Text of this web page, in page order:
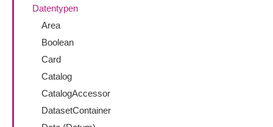
Datentypen
Area
Boolean
Card
Catalog
CatalogAccessor
DatasetContainer